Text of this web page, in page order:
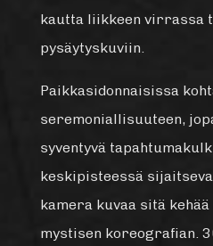
kautta liikkeen virrassa
pysäytyskuviin.
Paikkasidonnaisissa
seremoniallisuuteen,
syventyvä
keskipisteessä
kamera kuvaa sitä
mystisen koreografian.